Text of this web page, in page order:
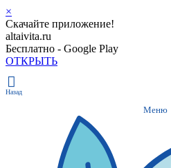
×
Скачайте приложение!
altaivita.ru
Бесплатно - Google Play
ОТКРЫТЬ
Назад
Меню